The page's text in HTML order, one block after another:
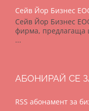
Сейв Йор Бизнес
Сейв Йор Бизнес
фирма, предлагаща
...
АБОНИРАЙ СЕ
RSS абонамент за